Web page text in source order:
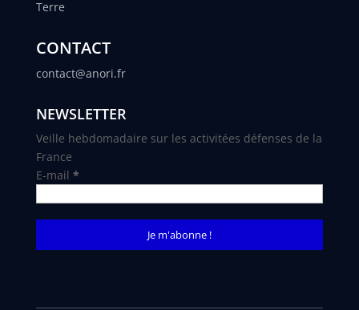
Terre
CONTACT
contact@anori.fr
NEWSLETTER
Veille hebdomadaire sur les activitées défenses de la
France
E-mail *